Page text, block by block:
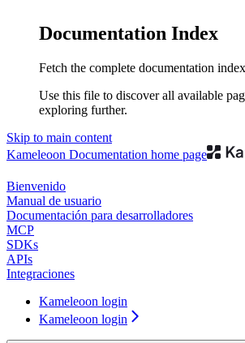
Documentation Index
Fetch the complete documentation
Use this file to discover all available
exploring further.
Skip to main content
Kameleoon Documentation home page
Bienvenido
Manual de usuario
Documentación para desarrolladores
MCP
SDKs
APIs
Integraciones
Kameleoon login
Kameleoon login